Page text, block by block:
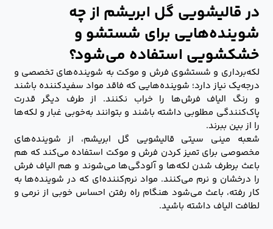
در قالیشویی گل ابریشم از چه
شوینده‌‌هایی برای شستشو و
خشکشویی استفاده می‌شود؟
لکه‌برداری و شستشوی فرش و موکت به شوینده‌های تخصصی و
درجه‌یک نیاز دارد؛ شوینده‌هایی که فاقد مواد سفیدکننده باشند
و رنگ الیاف فرش‌ها را خراب نکنند. از طرف دیگر قدرت
پاک‌کنندگی مطلوبی داشته باشند و بتوانند به‌خوبی غبار و لکه‌ها
را از بین ببرند.
شعبه مینی سیتی قالیشویی گل ابریشم، از شوینده‌های
مخصوصی برای تمیز کردن فرش و موکت استفاده می‌کند که هم
باعث برطرف شدن لکه‌ها و آلودگی‌ها می‌شوند و هم الیاف فرش
را درخشان و نرم می‌کنند. مواد نرم‌کننده‌ای که در شوینده‌ها به
کار رفته، باعث می‌شود هنگام راه رفتن احساس خوبی از نرمی و
لطافت الیاف داشته باشید.